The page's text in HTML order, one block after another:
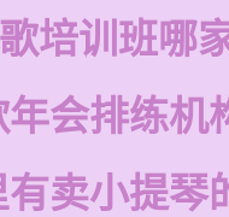
培训班哪
会排练机
卖小提琴